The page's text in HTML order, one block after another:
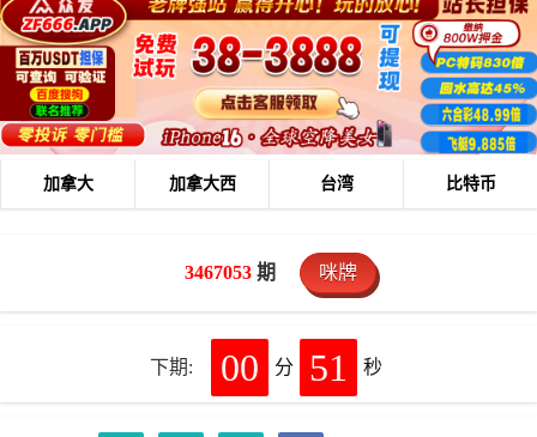
加拿大 加拿大西 台湾 比特币
3467053 期 咪牌
下期: 00 分 50 秒